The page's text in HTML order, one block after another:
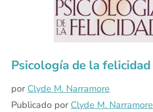
Psicología de la felicidad
por Clyde M. Narramore
Publicado por Clyde M. Narramore